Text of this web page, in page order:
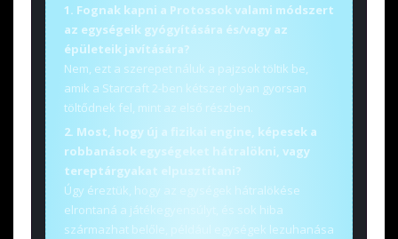
1. Fognak kapni a Protossok valami módszert
az egységeik gyógyítására és/vagy az
épületeik javítására?
Nem, ezt a szerepet náluk a pajzsok töltik be,
amik a Starcraft 2-ben kétszer olyan gyorsan
töltődnek fel, mint az első részben.
2. Most, hogy új a fizikai engine, képesek a
robbanások egységeket hátralökni, vagy
tereptárgyakat elpusztítani?
Úgy éreztük, hogy az egységek hátralökése
elrontaná a játékegyensúlyt, és sok hiba
származhat belőle, például egységek lezuhanása